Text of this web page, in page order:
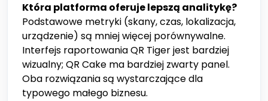
Która platforma oferuje lepszą analitykę?
Podstawowe metryki (skany, czas, lokalizacja,
urządzenie) są mniej więcej porównywalne.
Interfejs raportowania QR Tiger jest bardziej
wizualny; QR Cake ma bardziej zwarty panel.
Oba rozwiązania są wystarczające dla
typowego małego biznesu.